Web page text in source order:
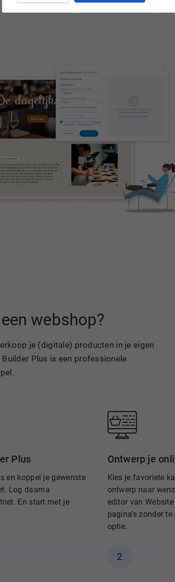
webshop?
je (digitale) producten in je eigen
Plus is een professionele
Plus
en koppel je gewenste
Log daarna
En start met je
Ontwerp je
Kies je favoriete
ontwerp naar
editor van
pagina’s zonder
optie.
2